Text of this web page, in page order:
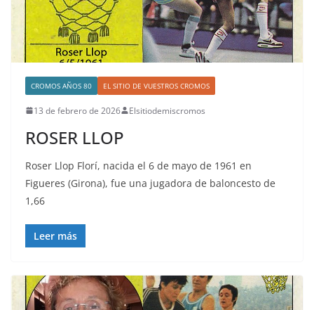
CROMOS AÑOS 80 EL SITIO DE VUESTROS CROMOS
13 de febrero de 2026 Elsitiodemiscromos
ROSER LLOP
Roser Llop Florí, nacida el 6 de mayo de 1961 en
Figueres (Girona), fue una jugadora de baloncesto de
1,66
Leer más